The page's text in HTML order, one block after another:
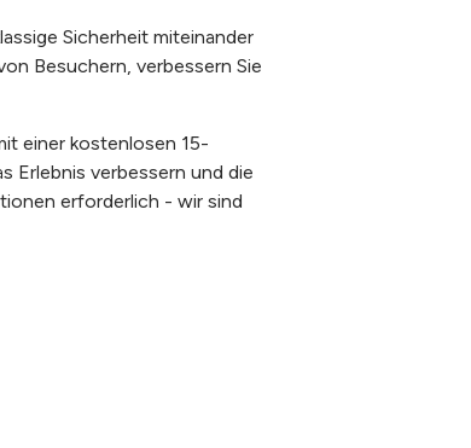
Sicherheit miteinander
Besuchern, verbessern Sie
einer kostenlosen 15-
Erlebnis verbessern und die
erforderlich - wir sind